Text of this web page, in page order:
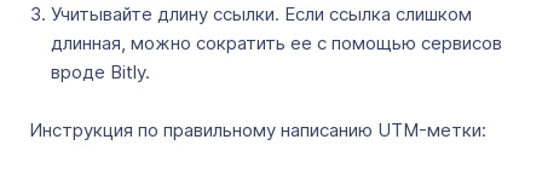
Учитывайте длину ссылки. Если ссылка слишком
длинная, можно сократить ее с помощью сервисов
вроде Bitly.
Инструкция по правильному написанию UTM-метки: